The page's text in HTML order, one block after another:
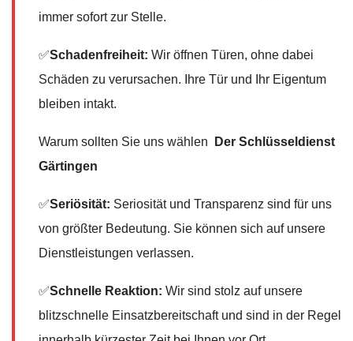
immer sofort zur Stelle.
✅Schadenfreiheit: Wir öffnen Türen, ohne dabei
Schäden zu verursachen. Ihre Tür und Ihr Eigentum
bleiben intakt.
Warum sollten Sie uns wählen
Der Schlüsseldienst
Gärtingen
✅Seriösität: Seriosität und Transparenz sind für uns
von größter Bedeutung. Sie können sich auf unsere
Dienstleistungen verlassen.
✅Schnelle Reaktion: Wir sind stolz auf unsere
blitzschnelle Einsatzbereitschaft und sind in der Regel